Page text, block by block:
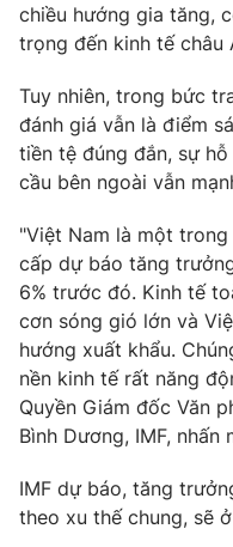
VTV9
Liên hệ tòa soạn
THỜI BÁO VTV
Theo dõi báo trên
Cơ quan chủ quản: Đài
Cơ quan báo chí:Thời báo
Giấy phép hoạt động báo
cấp ngày 29/12/2023
Vũ Thanh
chiều hướng gia tăng,
trọng đến kinh tế châu
Tuy nhiên, trong bức
đánh giá vẫn là điểm
tiền tệ đúng đắn, sự
cầu bên ngoài vẫn
"Việt Nam là một
cấp dự báo tăng
6% trước đó. Kinh tế
cơn sóng gió lớn và
hướng xuất khẩu.
nền kinh tế rất năng
Quyền Giám đốc Văn
Bình Dương, IMF, nhấn
IMF dự báo, tăng
theo xu thế chung, sẽ